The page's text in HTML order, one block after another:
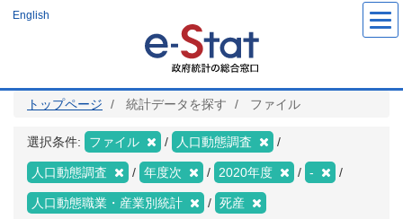
ツ
English
トップページ 統計データを探す ファイル
選択条件: ファイル 人口動態調査
人口動態調査 年度次 2020年度 -
人口動態職業・産業別統計 死産